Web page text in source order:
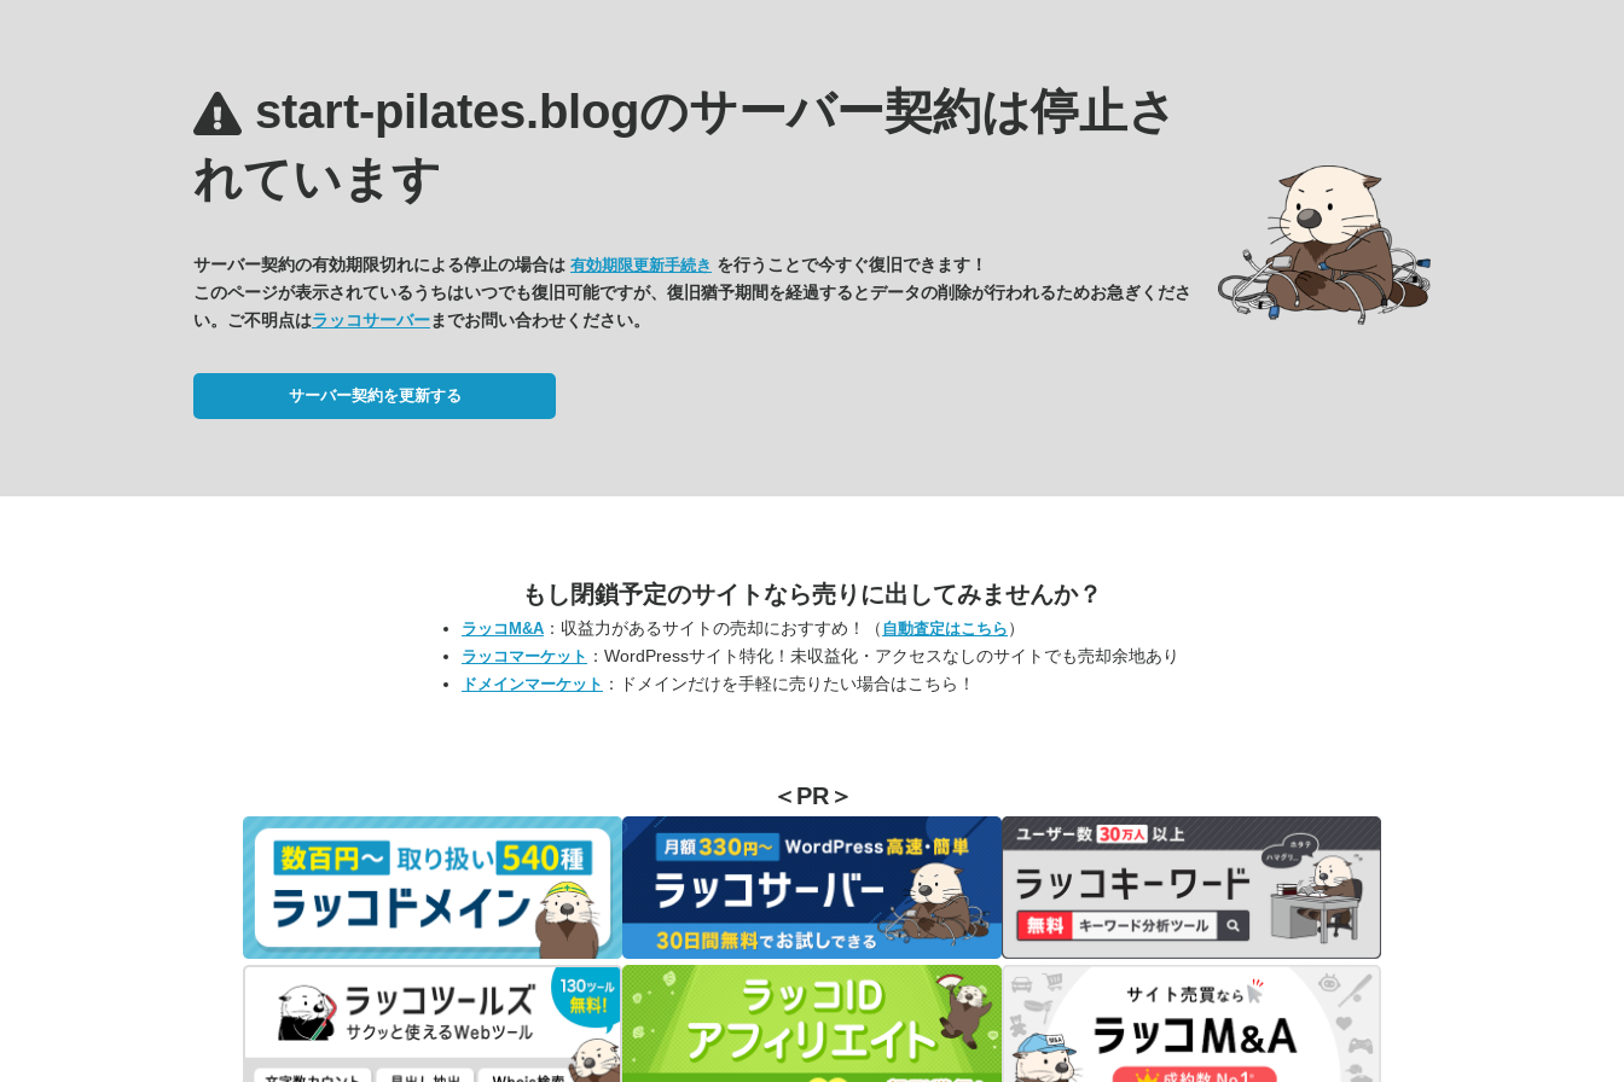
start-pilates.blogのサーバー契約は停止さ
れています
サーバー契約の有効期限切れによる停止の場合は 有効期限更新手続き を行うことで今すぐ復旧できます！
このページが表示されているうちはいつでも復旧可能ですが、復旧猶予期間を経過するとデータの削除が行われるためお急ぎくださ
い。ご不明点はラッコサーバーまでお問い合わせください。
サーバー契約を更新する
もし閉鎖予定のサイトなら売りに出してみませんか？
ラッコM&A ：収益力があるサイトの売却におすすめ！（ 自動査定はこちら ）
ラッコマーケット ：WordPressサイト特化！未収益化・アクセスなしのサイトでも売却余地あり
ドメインマーケット ：ドメインだけを手軽に売りたい場合はこちら！
＜PR＞